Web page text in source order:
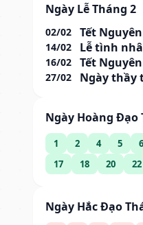
Ngày Lễ Tháng 2
02/02 Tết
14/02 Lễ tình
16/02 Tết
27/02 Ngày thầy
Ngày Hoàng Đạo
1 2 4 5 6
17
18 20 22
Ngày Hắc Đạo